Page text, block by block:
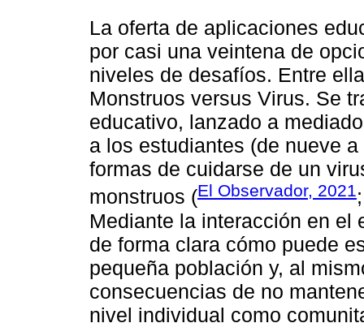
La oferta de aplicaciones
por casi una veintena de
niveles de desafíos. Entre
Monstruos versus Virus. Se
educativo, lanzado a
a los estudiantes (de nueve
formas de cuidarse de un
monstruos (El Observador, 2021
Mediante la interacción en el
de forma clara cómo puede
pequeña población y, al
consecuencias de no
nivel individual como